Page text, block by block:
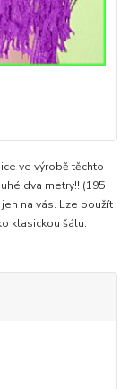
ve výrobě těchto
dva metry!! (195
na vás. Lze použít
klasickou šálu.